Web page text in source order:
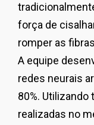
força de
romper as
A equipe
redes neurais
80%.
realizadas no